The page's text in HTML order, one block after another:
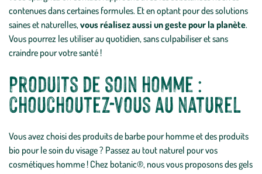
contenues dans certaines formules. Et en optant pour des solutions
saines et naturelles,vous réalisez aussi un geste pour la planète.
Vous pourrez les utiliser au quotidien, sans culpabiliser et sans
craindre pour votre santé !
Produits de soin homme :
chouchoutez-vous au naturel
Vous avez choisi des produits de barbe pour homme et des produits
bio pour le soin du visage ? Passez au tout naturel pour vos
cosmétiques homme ! Chez botanic®, nous vous proposons des gels